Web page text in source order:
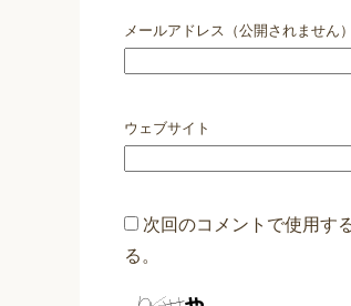
メールアドレス（公開されません）
ウェブサイト
次回のコメントで使用す
る。